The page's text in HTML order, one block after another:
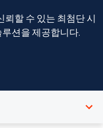
할 수 있는 최첨단 시
션을 제공합니다.